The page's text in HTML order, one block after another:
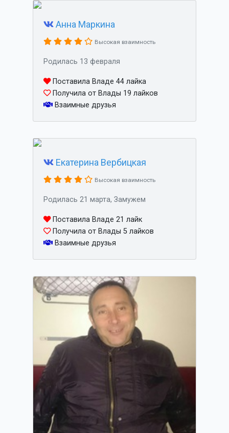
Анна Маркина
Высокая взаимность
Родилась 13 февраля
Поставила Владе 44 лайка
Получила от Влады 19 лайков
Взаимные друзья
Екатерина Вербицкая
Высокая взаимность
Родилась 21 марта, Замужем
Поставила Владе 21 лайк
Получила от Влады 5 лайков
Взаимные друзья